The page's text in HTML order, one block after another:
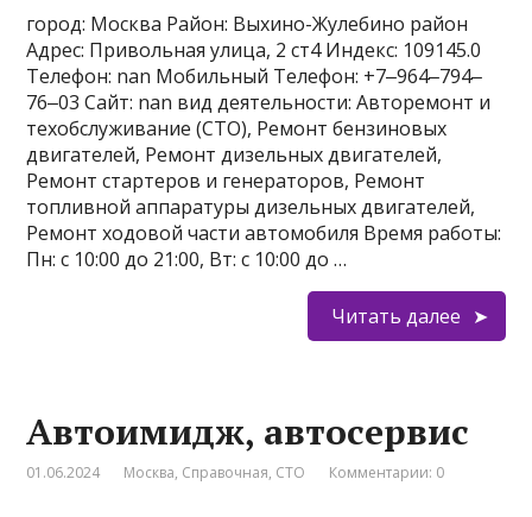
город: Москва Район: Выхино-Жулебино район
Адрес: Привольная улица, 2 ст4 Индекс: 109145.0
Телефон: nan Мобильный Телефон: +7‒964‒794‒
76‒03 Сайт: nan вид деятельности: Авторемонт и
техобслуживание (СТО), Ремонт бензиновых
двигателей, Ремонт дизельных двигателей,
Ремонт стартеров и генераторов, Ремонт
топливной аппаратуры дизельных двигателей,
Ремонт ходовой части автомобиля Время работы:
Пн: с 10:00 до 21:00, Вт: с 10:00 до …
Читать далее
Автоимидж, автосервис
01.06.2024 Москва, Справочная, СТО Комментарии: 0